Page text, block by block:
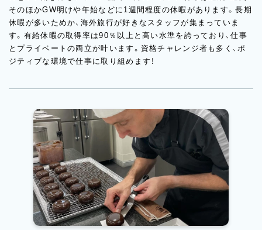
そのほかGW明けや年始などに1週間程度の休暇があります。長期
休暇が多いためか、海外旅行が好きなスタッフが集まっていま
す。有給休暇の取得率は90％以上と高い水準を誇っており、仕事
とプライベートの両立が叶います。資格チャレンジ者も多く、ポ
ジティブな環境で仕事に取り組めます！